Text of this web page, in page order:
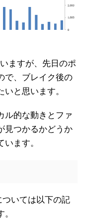
ますが、先日のポ
で、ブレイク後の
と思います。
ル的な動きとファ
見つかるかどうか
ます。
いては以下の記